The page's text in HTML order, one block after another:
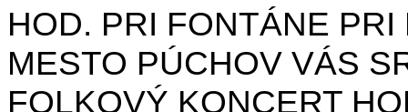
HOD. PRI FONTÁNE PRI
MESTO PÚCHOV VÁS
FOLKOVÝ KONCERT